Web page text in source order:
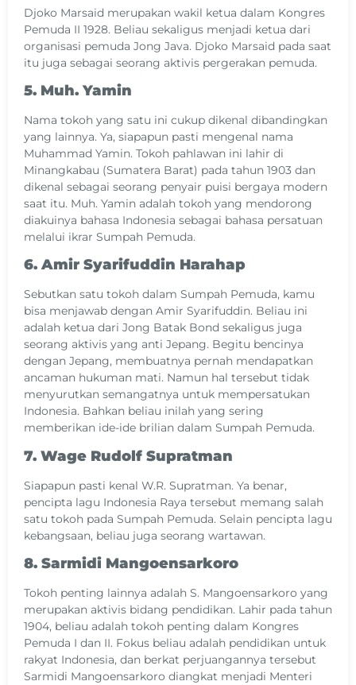
Djoko Marsaid merupakan wakil ketua dalam Kongres
Pemuda II 1928. Beliau sekaligus menjadi ketua dari
organisasi pemuda Jong Java. Djoko Marsaid pada saat
itu juga sebagai seorang aktivis pergerakan pemuda.
5. Muh. Yamin
Nama tokoh yang satu ini cukup dikenal dibandingkan
yang lainnya. Ya, siapapun pasti mengenal nama
Muhammad Yamin. Tokoh pahlawan ini lahir di
Minangkabau (Sumatera Barat) pada tahun 1903 dan
dikenal sebagai seorang penyair puisi bergaya modern
saat itu. Muh. Yamin adalah tokoh yang mendorong
diakuinya bahasa Indonesia sebagai bahasa persatuan
melalui ikrar Sumpah Pemuda.
6. Amir Syarifuddin Harahap
Sebutkan satu tokoh dalam Sumpah Pemuda, kamu
bisa menjawab dengan Amir Syarifuddin. Beliau ini
adalah ketua dari Jong Batak Bond sekaligus juga
seorang aktivis yang anti Jepang. Begitu bencinya
dengan Jepang, membuatnya pernah mendapatkan
ancaman hukuman mati. Namun hal tersebut tidak
menyurutkan semangatnya untuk mempersatukan
Indonesia. Bahkan beliau inilah yang sering
memberikan ide-ide brilian dalam Sumpah Pemuda.
7. Wage Rudolf Supratman
Siapapun pasti kenal W.R. Supratman. Ya benar,
pencipta lagu Indonesia Raya tersebut memang salah
satu tokoh pada Sumpah Pemuda. Selain pencipta lagu
kebangsaan, beliau juga seorang wartawan.
8. Sarmidi Mangoensarkoro
Tokoh penting lainnya adalah S. Mangoensarkoro yang
merupakan aktivis bidang pendidikan. Lahir pada tahun
1904, beliau adalah tokoh penting dalam Kongres
Pemuda I dan II. Fokus beliau adalah pendidikan untuk
rakyat Indonesia, dan berkat perjuangannya tersebut
Sarmidi Mangoensarkoro diangkat menjadi Menteri